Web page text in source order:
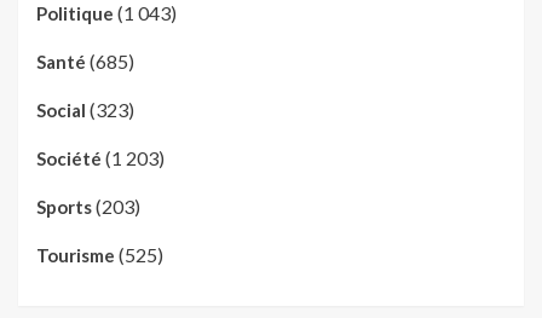
Politique (1 043)
Santé (685)
Social (323)
Société (1 203)
Sports(203)
Tourisme (525)